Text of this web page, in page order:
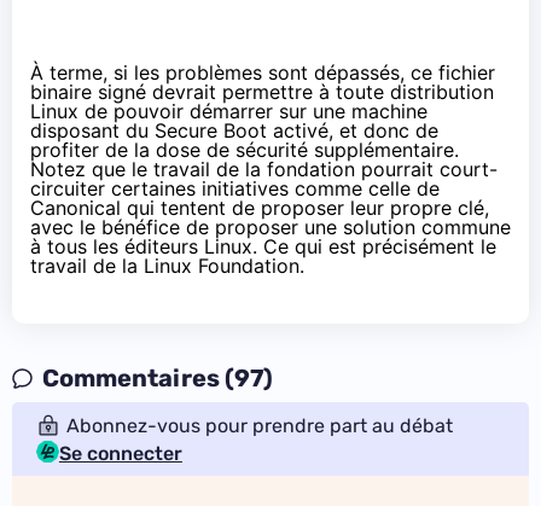
À terme, si les problèmes sont dépassés, ce fichier
binaire signé devrait permettre à toute distribution
Linux de pouvoir démarrer sur une machine
disposant du Secure Boot activé, et donc de
profiter de la dose de sécurité supplémentaire.
Notez que le travail de la fondation pourrait court-
circuiter certaines initiatives comme celle de
Canonical qui tentent de proposer leur propre clé,
avec le bénéfice de proposer une solution commune
à tous les éditeurs Linux. Ce qui est précisément le
travail de la Linux Foundation.
Commentaires (97)
Abonnez-vous pour prendre part au débat
Se connecter